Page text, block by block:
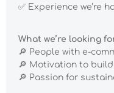
✅ Experience we’re
What we’re looking
🔎 People with e-
🔎 Motivation to
🔎 Passion for